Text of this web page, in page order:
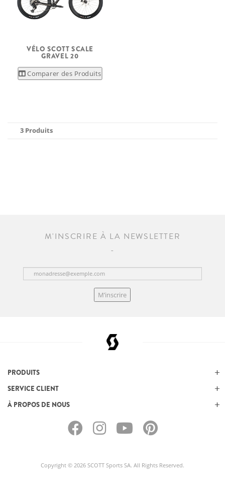
VÉLO SCOTT SCALE
GRAVEL 20
Comparer des Produits
3 Produits
M'INSCRIRE À LA NEWSLETTER
M’inscrire
PRODUITS
SERVICE CLIENT
À PROPOS DE NOUS
Copyright © 2026 SCOTT Sports SA. All Rights Reserved.